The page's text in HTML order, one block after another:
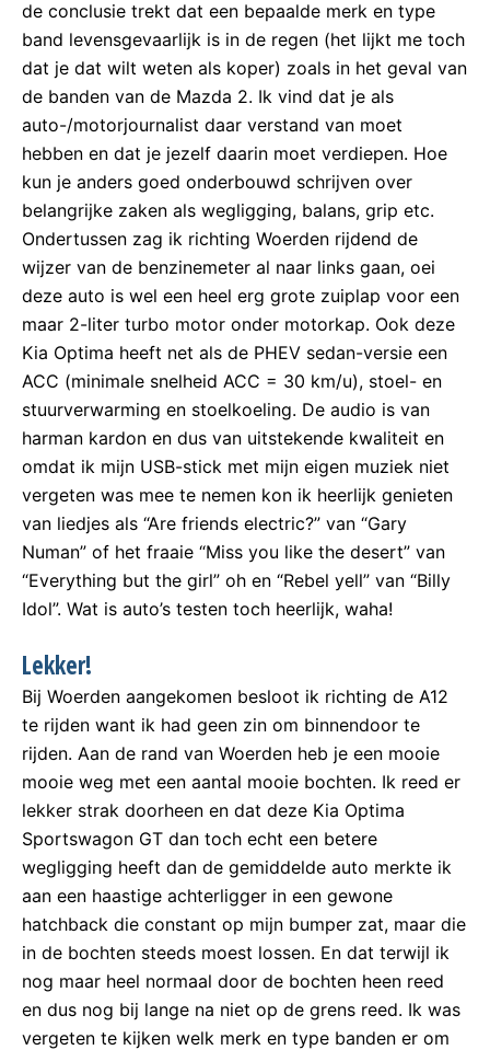
de conclusie trekt dat een bepaalde merk en type
band levensgevaarlijk is in de regen (het lijkt me toch
dat je dat wilt weten als koper) zoals in het geval van
de banden van de Mazda 2. Ik vind dat je als
auto-/motorjournalist daar verstand van moet
hebben en dat je jezelf daarin moet verdiepen. Hoe
kun je anders goed onderbouwd schrijven over
belangrijke zaken als wegligging, balans, grip etc.
Ondertussen zag ik richting Woerden rijdend de
wijzer van de benzinemeter al naar links gaan, oei
deze auto is wel een heel erg grote zuiplap voor een
maar 2-liter turbo motor onder motorkap. Ook deze
Kia Optima heeft net als de PHEV sedan-versie een
ACC (minimale snelheid ACC = 30 km/u), stoel- en
stuurverwarming en stoelkoeling. De audio is van
harman kardon en dus van uitstekende kwaliteit en
omdat ik mijn USB-stick met mijn eigen muziek niet
vergeten was mee te nemen kon ik heerlijk genieten
van liedjes als “Are friends electric?” van “Gary
Numan” of het fraaie “Miss you like the desert” van
“Everything but the girl” oh en “Rebel yell” van “Billy
Idol”. Wat is auto’s testen toch heerlijk, waha!
Lekker!
Bij Woerden aangekomen besloot ik richting de A12
te rijden want ik had geen zin om binnendoor te
rijden. Aan de rand van Woerden heb je een mooie
mooie weg met een aantal mooie bochten. Ik reed er
lekker strak doorheen en dat deze Kia Optima
Sportswagon GT dan toch echt een betere
wegligging heeft dan de gemiddelde auto merkte ik
aan een haastige achterligger in een gewone
hatchback die constant op mijn bumper zat, maar die
in de bochten steeds moest lossen. En dat terwijl ik
nog maar heel normaal door de bochten heen reed
en dus nog bij lange na niet op de grens reed. Ik was
vergeten te kijken welk merk en type banden er om